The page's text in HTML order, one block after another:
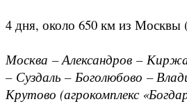
4 дня, около 650 км из Москвы
Москва – Александров –
– Суздаль – Боголюбово –
Крутово (агрокомплекс